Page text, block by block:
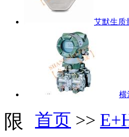
艾默生质
横
首页 >>
限